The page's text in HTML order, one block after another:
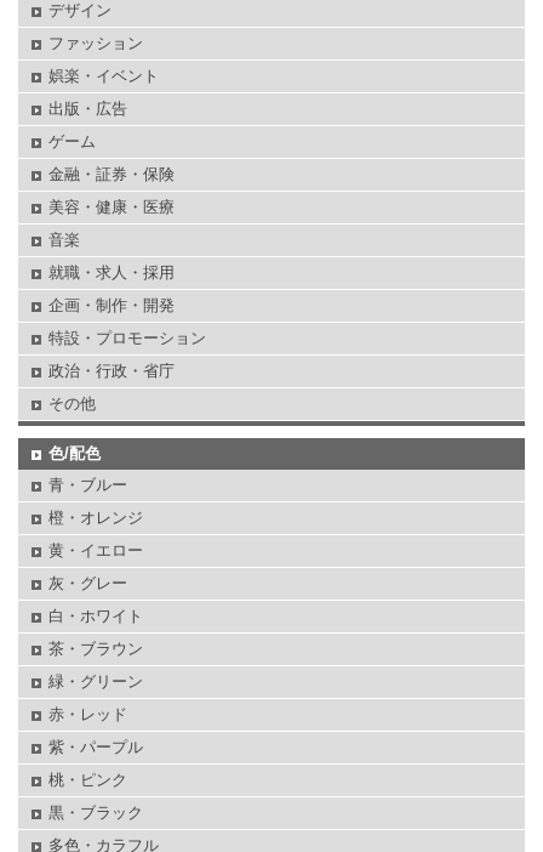
デザイン
ファッション
娯楽・イベント
出版・広告
ゲーム
金融・証券・保険
美容・健康・医療
音楽
就職・求人・採用
企画・制作・開発
特設・プロモーション
政治・行政・省庁
その他
色/配色
青・ブルー
橙・オレンジ
黄・イエロー
灰・グレー
白・ホワイト
茶・ブラウン
緑・グリーン
赤・レッド
紫・パープル
桃・ピンク
黒・ブラック
多色・カラフル